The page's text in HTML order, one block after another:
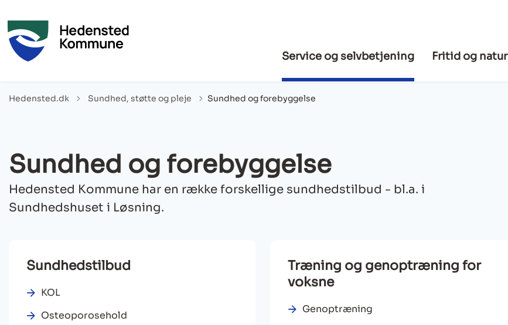
Service og selvbetjening Fritid og natur
Hedensted.dk Tilbage til
Sundhed, støtte og pleje Sundhed og forebyggelse
Sundhed og forebyggelse
Hedensted Kommune har en række forskellige sundhedstilbud - bl.a. i
Sundhedshuset i Løsning.
Sundhedstilbud
KOL
Osteoporosehold
Træning og genoptræning for
voksne
Genoptræning